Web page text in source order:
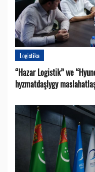
Logistika
“Hazar Logistik” we
hyzmatdaşlygy